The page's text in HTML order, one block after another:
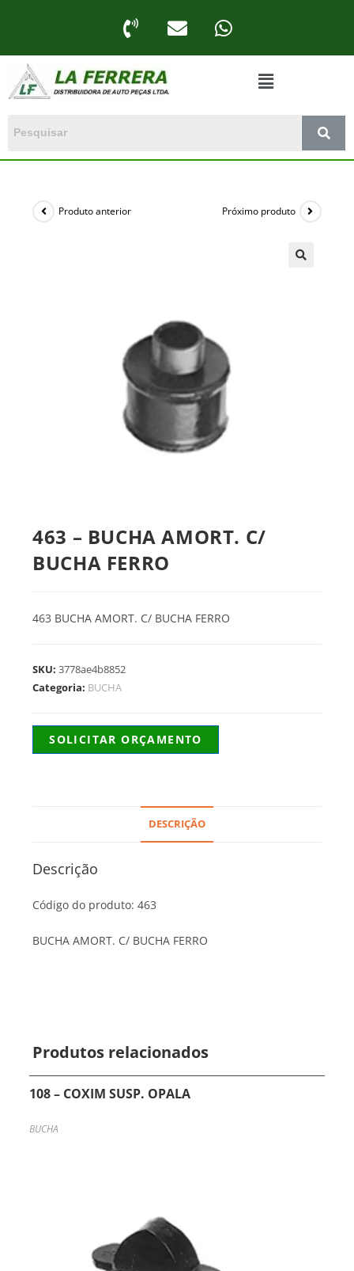
Produto anterior Próximo produto
463 – BUCHA AMORT. C/
BUCHA FERRO
463 BUCHA AMORT. C/ BUCHA FERRO
SKU:3778ae4b8852
Categoria: BUCHA
SOLICITAR ORÇAMENTO
DESCRIÇÃO
Descrição
Código do produto: 463
BUCHA AMORT. C/ BUCHA FERRO
Produtos relacionados
108 – COXIM SUSP. OPALA
BUCHA